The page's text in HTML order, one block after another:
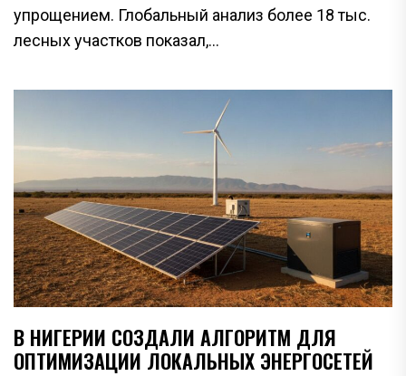
упрощением. Глобальный анализ более 18 тыс.
лесных участков показал,...
В НИГЕРИИ СОЗДАЛИ АЛГОРИТМ ДЛЯ
ОПТИМИЗАЦИИ ЛОКАЛЬНЫХ ЭНЕРГОСЕТЕЙ